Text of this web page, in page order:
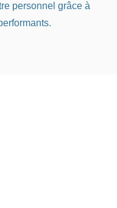
personnel grâce à